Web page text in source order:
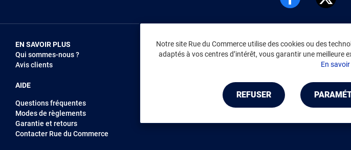
EN SAVOIR PLUS
Qui sommes-nous ?
Avis clients
AIDE
Questions fréquentes
Modes de règlements
Garantie et retours
Contacter Rue du Commerce
NOUS REJOINDRE
Vendez sur RDC
Notre site Rue du Commerce utilise des cookies ou des
adaptés à vos centres d’intérêt, vous garantir une meilleure
En
REFUSER